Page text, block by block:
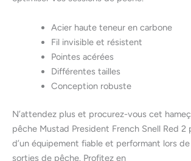
Acier haute teneur en carbone
Fil invisible et résistent
Pointes acérées
Différentes tailles
Conception robuste
N’attendez plus et procurez-vous cet
pêche Mustad President French Snell Red 2
d’un équipement fiable et performant lors
sorties de pêche. Profitez en